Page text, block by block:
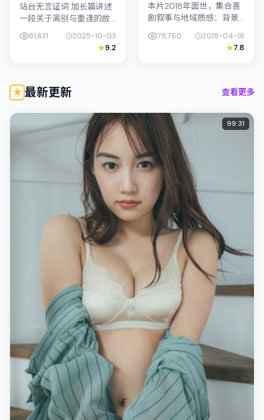
站台无言证词·加长篇讲述
一段关于离别与重逢的故
事线，主线围绕动作展
开。影片由毕赣掌舵，杨
紫琼、陈湘琪联合出演；
81,631
2025-10-03
9.2
本片2018年面世，集合喜
剧叙事与地域质感：背景
化肌理相呼应。导演是枝
裕和善用光影与声场塑造
78,760
2018-04-16
7.8
最新更新 查看更多
99:31